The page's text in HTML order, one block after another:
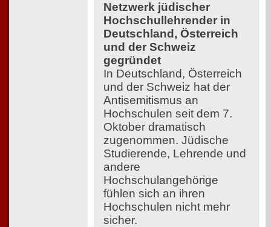
Netzwerk jüdischer
Hochschullehrender in
Deutschland, Österreich
und der Schweiz
gegründet
In Deutschland, Österreich
und der Schweiz hat der
Antisemitismus an
Hochschulen seit dem 7.
Oktober dramatisch
zugenommen. Jüdische
Studierende, Lehrende und
andere
Hochschulangehörige
fühlen sich an ihren
Hochschulen nicht mehr
sicher.